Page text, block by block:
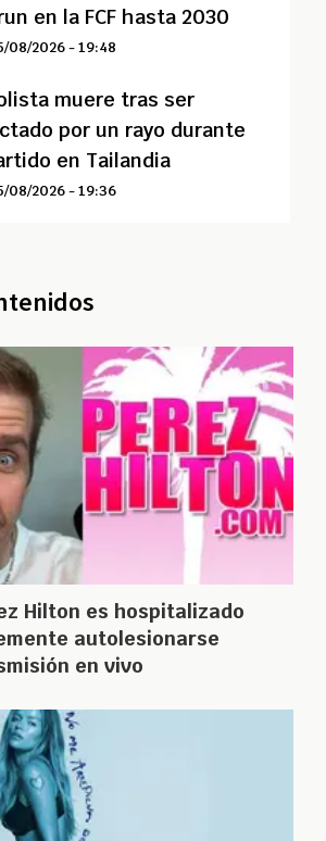
en la FCF hasta 2030
08/2026 - 19:48
muere tras ser
por un rayo durante
en Tailandia
08/2026 - 19:36
Hilton es hospitalizado
autolesionarse
en vivo